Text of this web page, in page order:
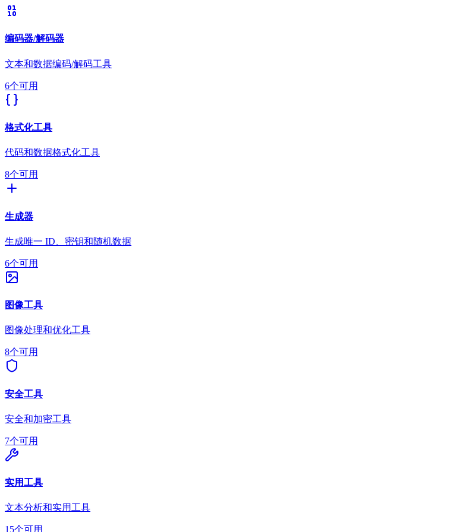
编码器/解码器
文本和数据编码/解码工具
6个可用
格式化工具
代码和数据格式化工具
8个可用
生成器
生成唯一 ID、密钥和随机数据
6个可用
图像工具
图像处理和优化工具
8个可用
安全工具
安全和加密工具
7个可用
实用工具
文本分析和实用工具
15个可用